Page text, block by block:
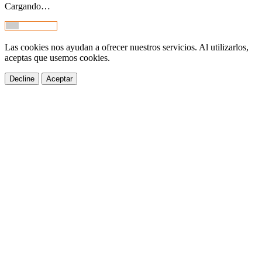
Cargando…
Las cookies nos ayudan a ofrecer nuestros servicios. Al utilizarlos,
aceptas que usemos cookies.
Decline Aceptar